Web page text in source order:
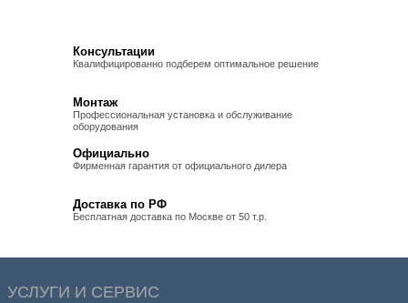
Консультации
Квалифицированно подберем оптимальное решение
Монтаж
Профессиональная установка и обслуживание
оборудования
Официально
Фирменная гарантия от официального дилера
Доставка по РФ
Бесплатная доставка по Москве от 50 т.р.
УСЛУГИ И СЕРВИС